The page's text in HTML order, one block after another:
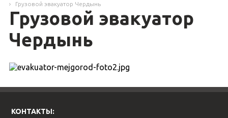
Грузовой эвакуатор Чердынь
Грузовой эвакуатор
Чердынь
КОНТАКТЫ: